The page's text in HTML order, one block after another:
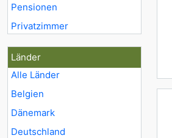
Pensionen
Privatzimmer
Länder
Alle Länder
Belgien
Dänemark
Deutschland